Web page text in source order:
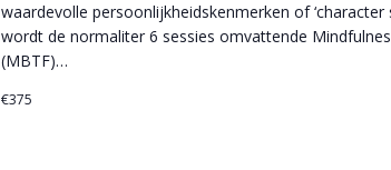
waardevolle persoonlijkheidskenmerken of ‘character
wordt de normaliter 6 sessies omvattende
(MBTF)…
€375